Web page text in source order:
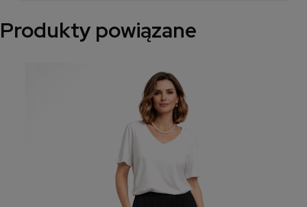
Produkty powiązane